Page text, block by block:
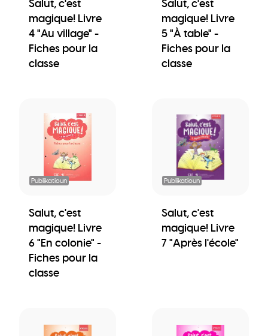
Salut, c'est
magique! Livre
4 "Au village" -
Fiches pour la
classe
Salut, c'est
magique! Livre
5 "À table" -
Fiches pour la
classe
Publikatioun
Salut, c'est
magique! Livre
6 "En colonie" -
Fiches pour la
classe
Publikatioun
Salut, c'est
magique! Livre
7 "Après l'école"